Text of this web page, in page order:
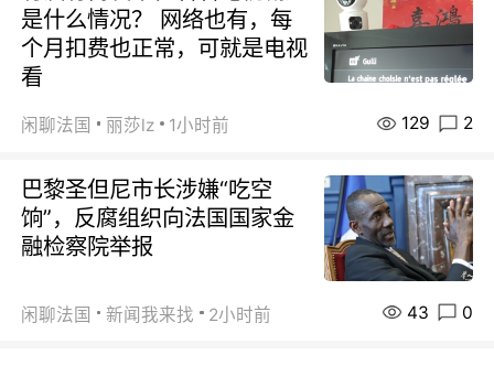
是什么情况？ 网络也有，每
个月扣费也正常，可就是电视
看
闲聊法国 丽莎lz 1小时前 129 2
巴黎圣但尼市长涉嫌“吃空
饷”，反腐组织向法国国家金
融检察院举报
闲聊法国 新闻我来找 2小时前 43 0